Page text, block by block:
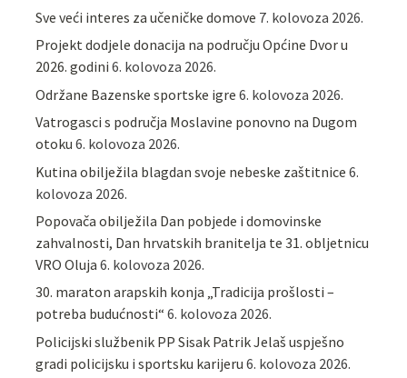
Sve veći interes za učeničke domove 7. kolovoza 2026.
Projekt dodjele donacija na području Općine Dvor u
2026. godini 6. kolovoza 2026.
Održane Bazenske sportske igre 6. kolovoza 2026.
Vatrogasci s područja Moslavine ponovno na Dugom
otoku 6. kolovoza 2026.
Kutina obilježila blagdan svoje nebeske zaštitnice 6.
kolovoza 2026.
Popovača obilježila Dan pobjede i domovinske
zahvalnosti, Dan hrvatskih branitelja te 31. obljetnicu
VRO Oluja 6. kolovoza 2026.
30. maraton arapskih konja „Tradicija prošlosti –
potreba budućnosti“ 6. kolovoza 2026.
Policijski službenik PP Sisak Patrik Jelaš uspješno
gradi policijsku i sportsku karijeru 6. kolovoza 2026.